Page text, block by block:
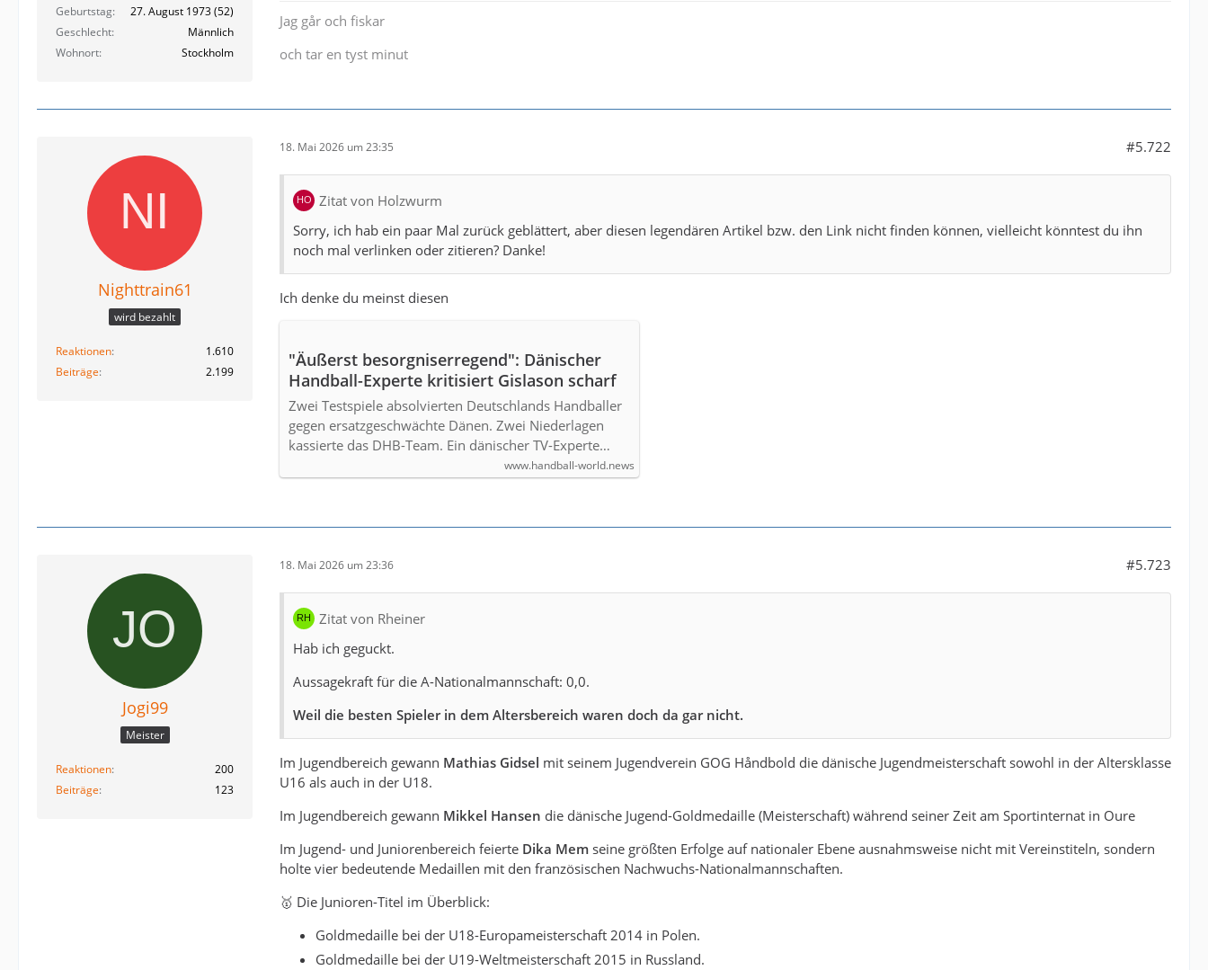
Geburtstag
27. August 1973 (52)
Geschlecht
Männlich
Wohnort
Stockholm
Jag går och fiskar
och tar en tyst minut
Nighttrain61
wird bezahlt
Reaktionen
1.610
Beiträge
2.199
18. Mai 2026 um 23:35 #5.722
Zitat von Holzwurm
Sorry, ich hab ein paar Mal zurück geblättert, aber diesen legendären Artikel bzw. den Link nicht finden können, vielleicht könntest du ihn
noch mal verlinken oder zitieren? Danke!
Ich denke du meinst diesen
"Äußerst besorgniserregend": Dänischer
Handball-Experte kritisiert Gislason scharf
Zwei Testspiele absolvierten Deutschlands Handballer
gegen ersatzgeschwächte Dänen. Zwei Niederlagen
kassierte das DHB-Team. Ein dänischer TV-Experte…
www.handball-world.news
Jogi99
Meister
Reaktionen
200
Beiträge
123
18. Mai 2026 um 23:36 #5.723
Zitat von Rheiner
Hab ich geguckt.
Aussagekraft für die A-Nationalmannschaft: 0,0.
Weil die besten Spieler in dem Altersbereich waren doch da gar nicht.
Im Jugendbereich gewann Mathias Gidsel mit seinem Jugendverein GOG Håndbold die dänische Jugendmeisterschaft sowohl in der Altersklasse
U16 als auch in der U18.
Im Jugendbereich gewann Mikkel Hansen die dänische Jugend-Goldmedaille (Meisterschaft) während seiner Zeit am Sportinternat in Oure
Im Jugend- und Juniorenbereich feierte Dika Mem seine größten Erfolge auf nationaler Ebene ausnahmsweise nicht mit Vereinstiteln, sondern
holte vier bedeutende Medaillen mit den französischen Nachwuchs-Nationalmannschaften.
🥇 Die Junioren-Titel im Überblick:
Goldmedaille bei der U18-Europameisterschaft 2014 in Polen.
Goldmedaille bei der U19-Weltmeisterschaft 2015 in Russland.